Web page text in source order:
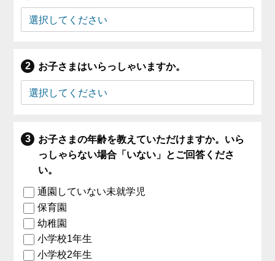
お子さまはいらっしゃいますか。
お子さまの年齢を教えていただけますか。いら
っしゃらない場合「いない」とご回答くださ
い。
通園していない未就学児
保育園
幼稚園
小学校1年生
小学校2年生